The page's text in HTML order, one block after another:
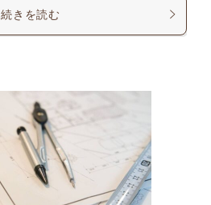
続きを読む